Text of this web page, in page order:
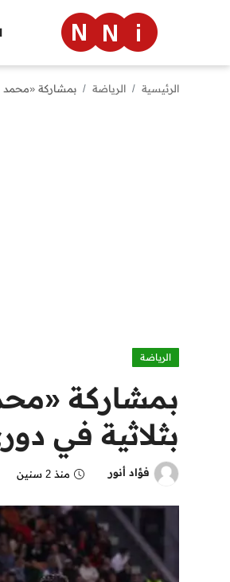
منوعات
الرئيسية الرياضة بمشاركة «محمد
الرياضة
بمشاركة
بثلاثية في
فؤاد أنور منذ 2 سنين